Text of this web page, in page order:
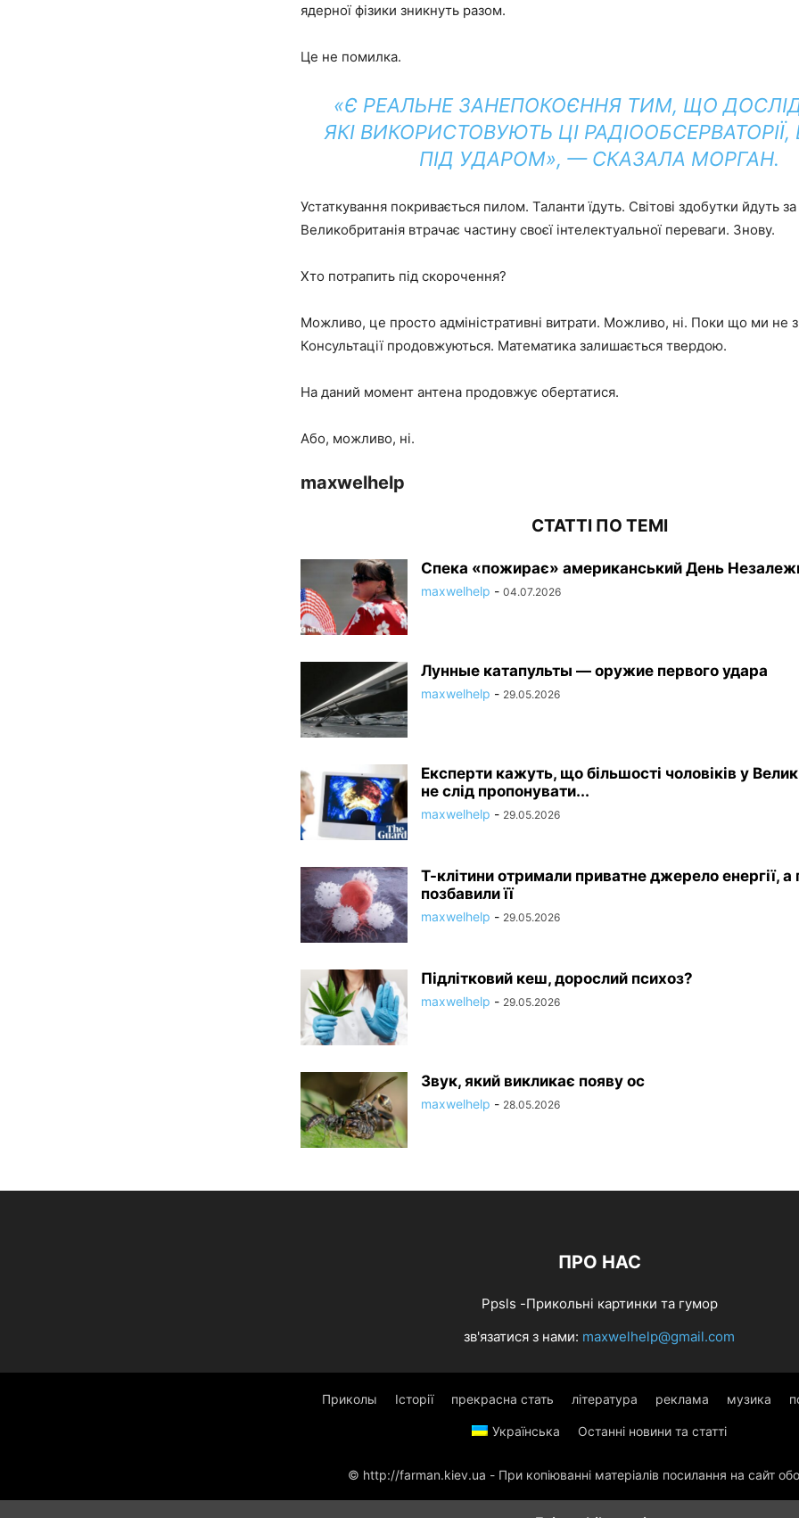
ядерної фізики зникнуть разом.
Це не помилка.
«Є РЕАЛЬНЕ ЗАНЕПОКОЄННЯ ТИМ, ЩО
ЯКІ ВИКОРИСТОВУЮТЬ ЦІ
ПІД УДАРОМ», — СКАЗАЛА МОРГАН.
Устаткування покривається пилом. Таланти їдуть. Світові здобутки йдуть за
Великобританія втрачає частину своєї інтелектуальної переваги. Знову.
Хто потрапить під скорочення?
Можливо, це просто адміністративні витрати. Можливо, ні. Поки що ми не
Консультації продовжуються. Математика залишається твердою.
На даний момент антена продовжує обертатися.
Або, можливо, ні.
maxwelhelp
СТАТТІ ПО ТЕМІ
Спека «пожирає» американський День
maxwelhelp - 04.07.2026
Лунные катапульты — оружие первого удара
maxwelhelp - 29.05.2026
Експерти кажуть, що більшості чоловіків у
не слід пропонувати...
maxwelhelp - 29.05.2026
Т-клітини отримали приватне джерело енергії, а
позбавили її
maxwelhelp - 29.05.2026
Підлітковий кеш, дорослий психоз?
maxwelhelp - 29.05.2026
Звук, який викликає появу ос
maxwelhelp - 28.05.2026
ПРО НАС
Ppsls -Прикольні картинки та гумор
зв'язатися з нами: maxwelhelp@gmail.com
Приколы Історії прекрасна стать література реклама музика
Українська Останні новини та статті
© http://farman.kiev.ua - При копіюванні матеріалів посилання на сайт